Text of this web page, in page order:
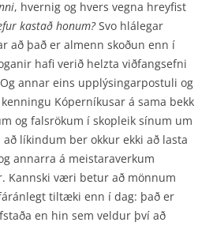
, hvernig og hvers vegna hreyfist
kastað honum?Svo hlálegar
að það er almenn skoðun enn í
hafi verið helzta viðfangsefni
annar eins upplýsingarpostuli og
Kóperníkusar á sama bekk
og fals­rökum í skopleik sínum um
að líkindum ber okkur ekki að lasta
annarra á meistaraverkum
Kannski væri betur að mönnum
tiltæki enn í dag: það er
en hin sem veldur því að